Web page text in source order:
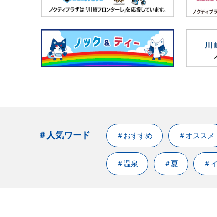
＃人気ワード ＃おすすめ ＃オススメ
＃温泉 ＃夏 ＃